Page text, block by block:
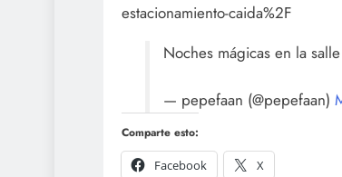
estacionamiento-caida%2F
Noches mágicas en la salle
— pepefaan (@pepefaan)
Comparte esto:
Facebook
X